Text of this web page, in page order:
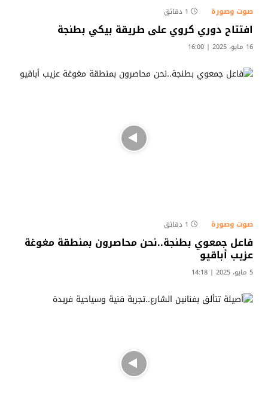
صوت وصورة 1 دقائق
افتتاح دوري كروي على طريقة بيكي بطنجة
16 مايو، 2025 | 16:00
صوت وصورة 1 دقائق
فاعل جمعوي بطنجة..نحن محاصرون بمنطقة مغوغة
عزيب أباقيو
5 مايو، 2025 | 14:18